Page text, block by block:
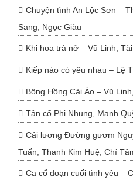
Chuyện tình An Lộc Sơn –
Sang, Ngọc Giàu
Khi hoa trà nở – Vũ Linh,
Kiếp nào có yêu nhau – Lệ
Bông Hồng Cài Áo – Vũ
Tân cổ Phi Nhung, Mạnh
Cải lương Đường gươm
Tuấn, Thanh Kim Huệ, Chí
Ca cổ đoạn cuối tình yêu –